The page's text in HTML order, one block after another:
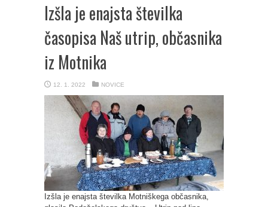
Izšla je enajsta številka
časopisa Naš utrip, občasnika
iz Motnika
12. 1. 2022 NOVICE
Izšla je enajsta številka Motniškega občasnika,